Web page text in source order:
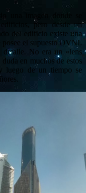
una imagen donde se
pero desde un
del edificio existe una
posee el supuesto OVNI.
detalle. No era un «lens
en muchos de estos
luego de un tiempo se